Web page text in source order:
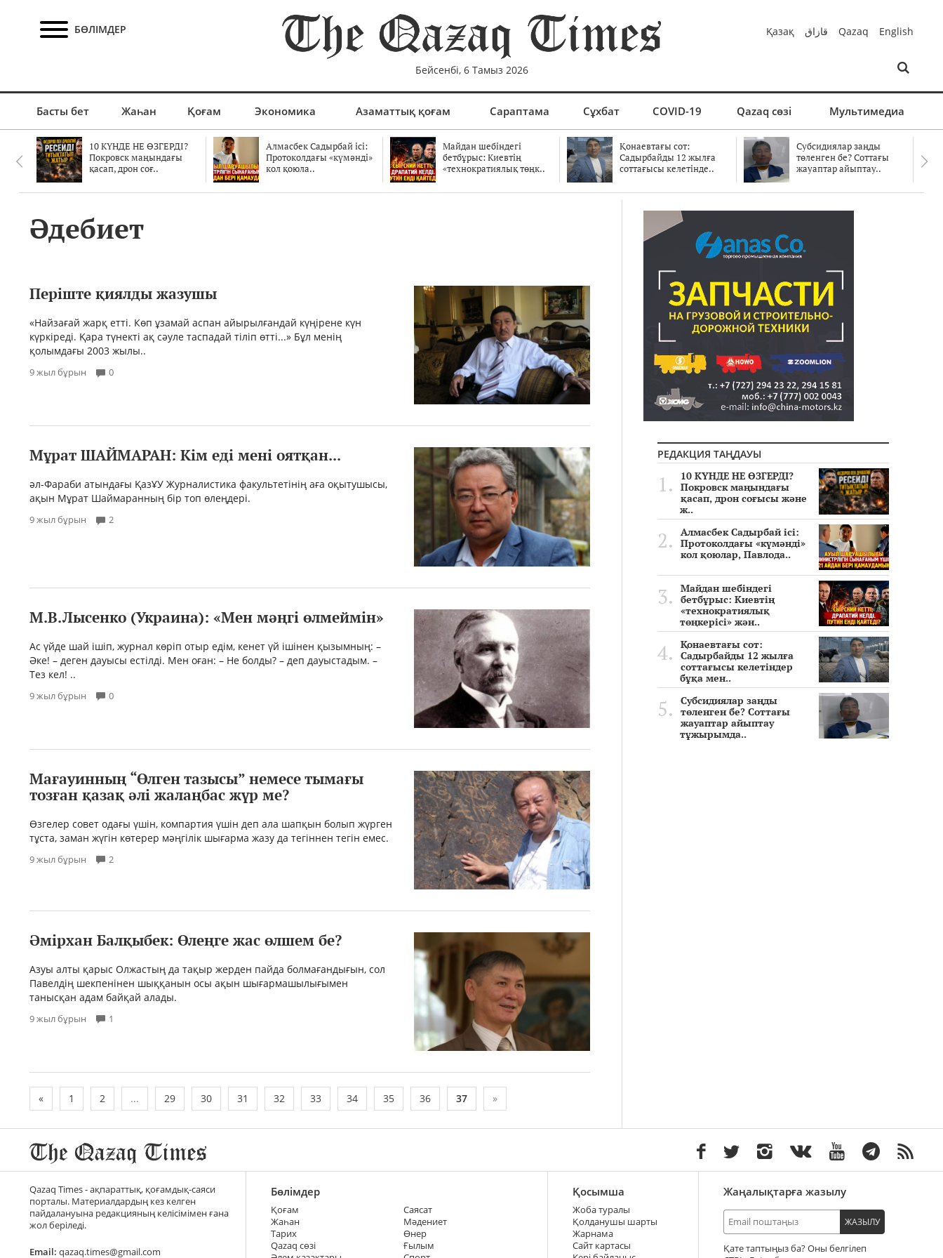
БӨЛІМДЕР
Бейсенбі, 6 Тамыз 2026
Қазақ قازاق Qazaq English
Басты бет Жаһан Қоғам Экономика Азаматтық қоғам Сараптама Сұхбат COVID-19 Qazaq сөзі Мультимедиа
10 КҮНДЕ НЕ ӨЗГЕРДІ?
Покровск маңындағы
қасап, дрон соғ..
Алмасбек Садырбай ісі:
Протоколдағы «күмәнді»
кол қоюла..
Майдан шебіндегі
бетбұрыс: Киевтің
«технократиялық төңк..
Қонаевтағы сот:
Садырбайды 12 жылға
соттағысы келетінде..
Субсидиялар заңды
төленген бе? Соттағы
жауаптар айыптау..
Әдебиет
Періште қиялды жазушы
«Найзағай жарқ етті. Көп ұзамай аспан айырылғандай күңірене күн
күркіреді. Қара түнекті ақ сәуле таспадай тіліп өтті...» Бұл менің
қолымдағы 2003 жылы..
9 жыл бұрын 0
Мұрат ШАЙМАРАН: Кім еді мені оятқан...
әл-Фараби атындағы ҚазҰУ Журналистика факультетінің аға оқытушысы,
ақын Мұрат Шаймаранның бір топ өлеңдері.
9 жыл бұрын 2
М.В.Лысенко (Украина): «Мен мәңгі өлмеймін»
Ас үйде шай ішіп, журнал көріп отыр едім, кенет үй ішінен қызымның: –
Әке! – деген дауысы естілді. Мен оған: – Не болды? – деп дауыстадым. –
Тез кел! ..
9 жыл бұрын 0
Мағауинның “Өлген тазысы” немесе тымағы
тозған қазақ әлі жалаңбас жүр ме?
Өзгелер совет одағы үшін, компартия үшін деп ала шапқын болып жүрген
тұста, заман жүгін көтерер мәңгілік шығарма жазу да тегіннен тегін емес.
9 жыл бұрын 2
Әмірхан Балқыбек: Өлеңге жас өлшем бе?
Азуы алты қарыс Олжастың да тақыр жерден пайда болмағандығын, сол
Павелдің шекпенінен шыққанын осы ақын шығармашылығымен
танысқан адам байқай алады.
9 жыл бұрын 1
« 1 2 ... 29 30 31 32 33 34 35 36 37 »
РЕДАКЦИЯ ТАҢДАУЫ
10 КҮНДЕ НЕ ӨЗГЕРДІ?
Покровск маңындағы
қасап, дрон соғысы және
ж..
Алмасбек Садырбай ісі:
Протоколдағы «күмәнді»
кол қоюлар, Павлода..
Майдан шебіндегі
бетбұрыс: Киевтің
«технократиялық
төңкерісі» жән..
Қонаевтағы сот:
Садырбайды 12 жылға
соттағысы келетіндер
бұқа мен..
Субсидиялар заңды
төленген бе? Соттағы
жауаптар айыптау
тұжырымда..
Qazaq Times - ақпараттық, қоғамдық-саяси
порталы. Материалдардың кез келген
пайдалануына редакцияның келісімімен ғана
жол беріледі.
Email: qazaq.times@gmail.com
Бөлімдер
Қоғам
Жаһан
Тарих
Qazaq сөзі
Саясат
Мәдениет
Өнер
Ғылым
Қосымша
Жоба туралы
Қолданушы шарты
Жарнама
Сайт картасы
Жаңалықтарға жазылу
ЖАЗЫЛУ
Қате таптыңыз ба? Оны белгілеп